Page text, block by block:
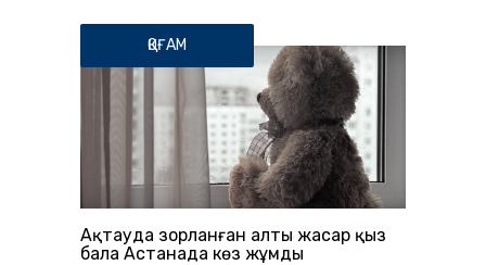
ҚОҒАМ
Ақтауда зорланған алты жасар қыз
бала Астанада көз жұмды